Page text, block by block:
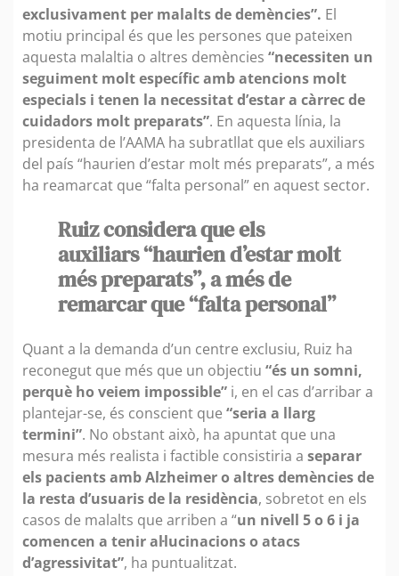
exclusivament per malalts de demències”. El
motiu principal és que les persones que pateixen
aquesta malaltia o altres demències “necessiten un
seguiment molt específic amb atencions molt
especials i tenen la necessitat d’estar a càrrec de
cuidadors molt preparats”. En aquesta línia, la
presidenta de l’AAMA ha subratllat que els auxiliars
del país “haurien d’estar molt més preparats”, a més
ha reamarcat que “falta personal” en aquest sector.
Ruiz considera que els
auxiliars “haurien d’estar molt
més preparats”, a més de
remarcar que “falta personal”
Quant a la demanda d’un centre exclusiu, Ruiz ha
reconegut que més que un objectiu “és un somni,
perquè ho veiem impossible” i, en el cas d’arribar a
plantejar-se, és conscient que “seria a llarg
termini”. No obstant això, ha apuntat que una
mesura més realista i factible consistiria a separar
els pacients amb Alzheimer o altres demències de
la resta d’usuaris de la residència, sobretot en els
casos de malalts que arriben a “un nivell 5 o 6 i ja
comencen a tenir al·lucinacions o atacs
d’agressivitat”, ha puntualitzat.